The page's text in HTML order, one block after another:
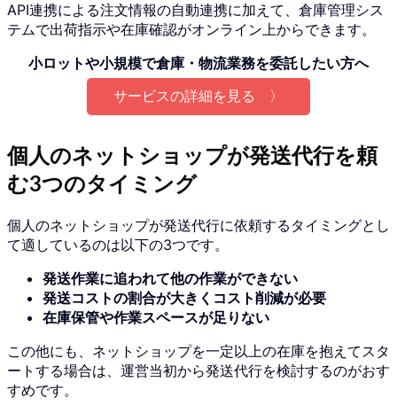
API連携による注文情報の自動連携に加えて、倉庫管理シス
テムで出荷指示や在庫確認がオンライン上からできます。
小ロットや小規模で倉庫・物流業務を委託したい方へ
サービスの詳細を見る 〉
個人のネットショップが発送代行を頼
む3つのタイミング
個人のネットショップが発送代行に依頼するタイミングとし
て適しているのは以下の3つです。
発送作業に追われて他の作業ができない
発送コストの割合が大きくコスト削減が必要
在庫保管や作業スペースが足りない
この他にも、ネットショップを一定以上の在庫を抱えてスタ
ートする場合は、運営当初から発送代行を検討するのがおす
すめです。